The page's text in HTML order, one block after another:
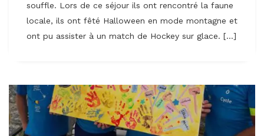
souffle. Lors de ce séjour ils ont rencontré la faune
locale, ils ont fêté Halloween en mode montagne et
ont pu assister à un match de Hockey sur glace. […]